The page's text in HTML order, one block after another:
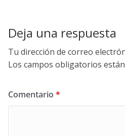
Deja una respuesta
Tu dirección de correo
Los campos obligatorios
Comentario *